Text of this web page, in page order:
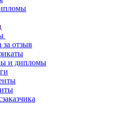
отзыв
и дипломы